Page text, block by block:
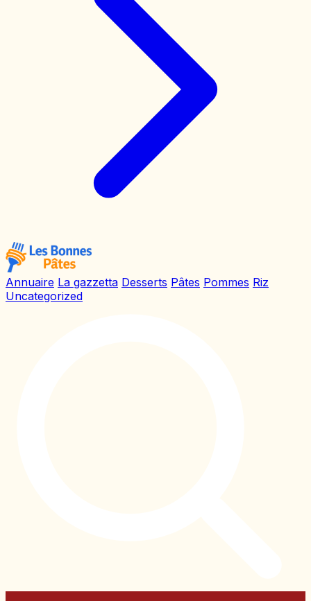
Annuaire La gazzetta Desserts Pâtes Pommes Riz
Uncategorized